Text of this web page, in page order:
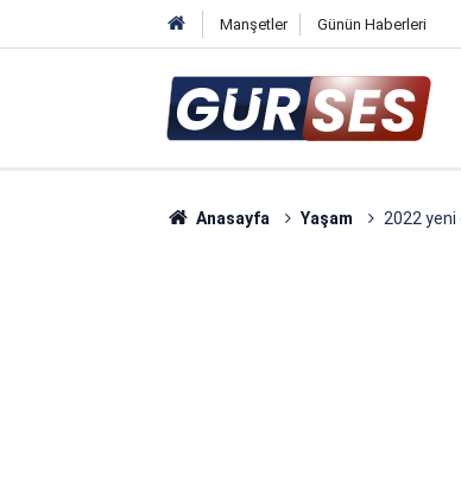
Manşetler Günün Haberleri
Anasayfa Yaşam 2022